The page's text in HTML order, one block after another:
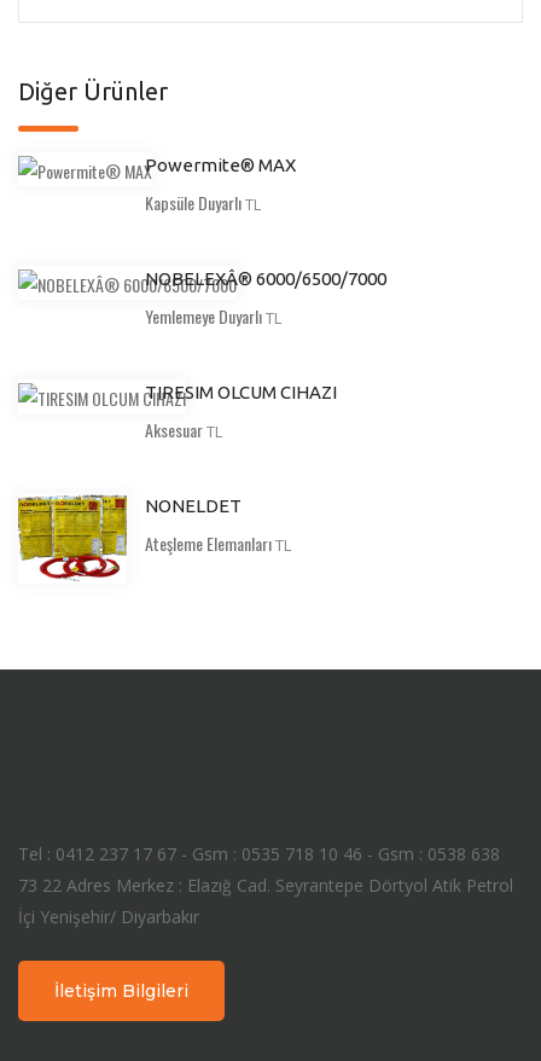
Diğer Ürünler
Powermite® MAX
Kapsüle DuyarlıTL
NOBELEXÂ® 6000/6500/7000
Yemlemeye DuyarlıTL
TIRESIM OLCUM CIHAZI
AksesuarTL
NONELDET
Ateşleme ElemanlarıTL
Tel : 0412 237 17 67 - Gsm : 0535 718 10 46 - Gsm : 0538 638
73 22 Adres Merkez : Elazığ Cad. Seyrantepe Dörtyol Atik Petrol
İçi Yenişehir/ Diyarbakır
İletişim Bilgileri